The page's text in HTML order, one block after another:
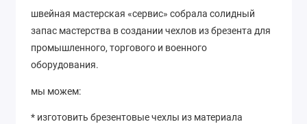
швейная мастерская «сервис» собрала солидный
запас мастерства в создании чехлов из брезента для
промышленного, торгового и военного
оборудования.
мы можем:
* изготовить брезентовые чехлы из материала